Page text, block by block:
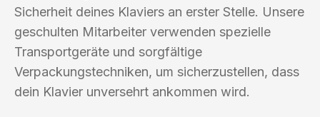
Sicherheit deines Klaviers an erster Stelle. Unsere
geschulten Mitarbeiter verwenden spezielle
Transportgeräte und sorgfältige
Verpackungstechniken, um sicherzustellen, dass
dein Klavier unversehrt ankommen wird.